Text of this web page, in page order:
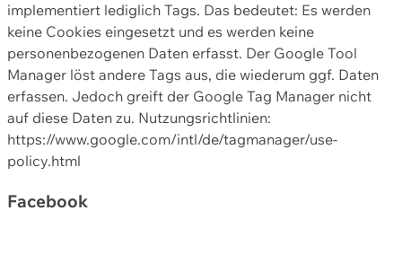
implementiert lediglich Tags. Das bedeutet: Es werden
keine Cookies eingesetzt und es werden keine
personenbezogenen Daten erfasst. Der Google Tool
Manager löst andere Tags aus, die wiederum ggf. Daten
erfassen. Jedoch greift der Google Tag Manager nicht
auf diese Daten zu. Nutzungsrichtlinien:
https://www.google.com/intl/de/tagmanager/use-
policy.html
Facebook